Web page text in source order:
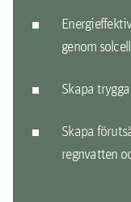
genom
Skapa
Skapa
regnvatten